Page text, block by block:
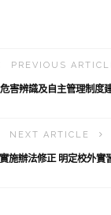
PREVIOUS
害辨識及自主管理制度
NEXT ARTICLE
施辦法修正 明定校外實